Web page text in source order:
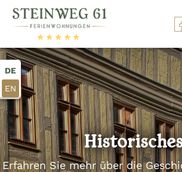
DE
EN
Erfahren Sie mehr über die